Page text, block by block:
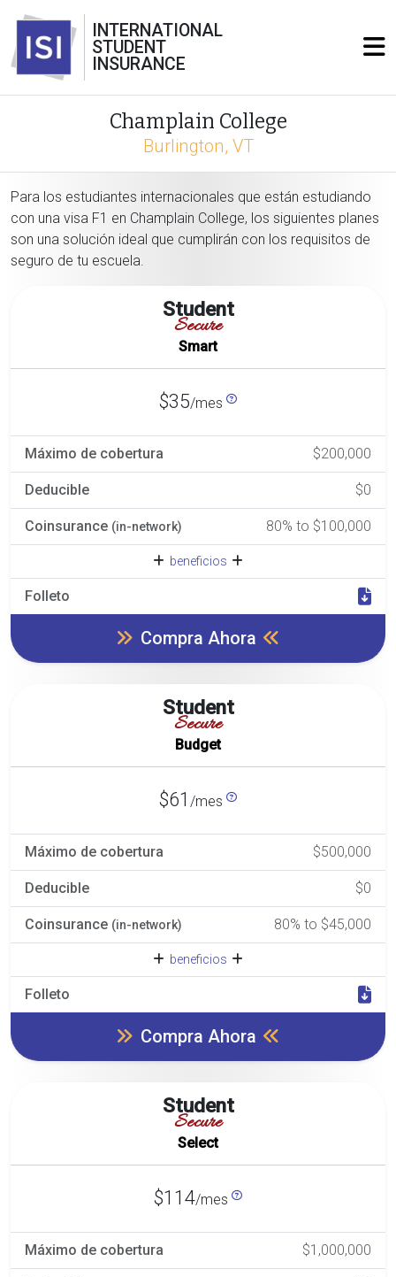
INTERNATIONAL
STUDENT
INSURANCE
Champlain College
Burlington, VT
Para los estudiantes internacionales que están estudiando
con una visa F1 en Champlain College, los siguientes planes
son una solución ideal que cumplirán con los requisitos de
seguro de tu escuela.
Student
Secure
Smart
$35/mes
Máximo de cobertura $200,000
Deducible $0
Coinsurance (in-network) 80% to $100,000
beneficios
Folleto
Compra Ahora
Student
Secure
Budget
$61 /mes
Máximo de cobertura $500,000
Deducible $0
Coinsurance (in-network) 80% to $45,000
beneficios
Folleto
Compra Ahora
Student
Secure
Select
$114/mes
Máximo de cobertura $1,000,000